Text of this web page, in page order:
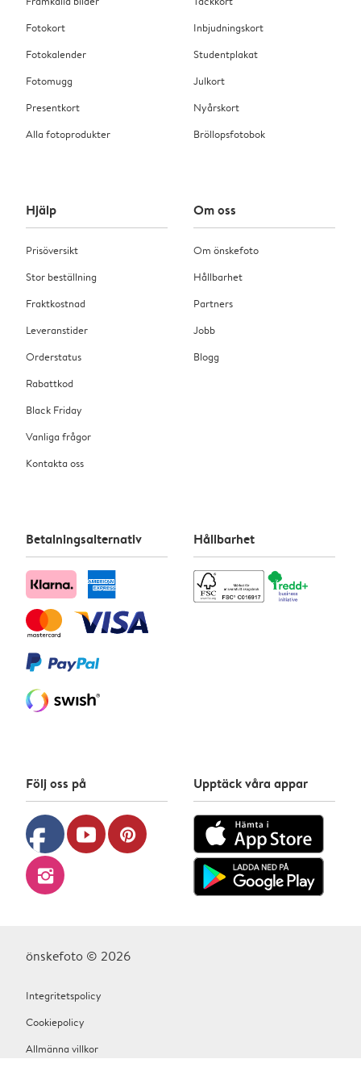
Fotokort
Fotokalender
Fotomugg
Presentkort
Alla fotoprodukter
Inbjudningskort
Studentplakat
Julkort
Nyårskort
Bröllopsfotobok
Hjälp
Prisöversikt
Stor beställning
Fraktkostnad
Leveranstider
Orderstatus
Rabattkod
Black Friday
Vanliga frågor
Kontakta oss
Om oss
Om önskefoto
Hållbarhet
Partners
Jobb
Blogg
Betalningsalternativ Hållbarhet
Följ oss på
facebook youtube pinterest
instagram
Upptäck våra appar
önskefoto © 2026
Integritetspolicy
Cookiepolicy
Allmänna villkor